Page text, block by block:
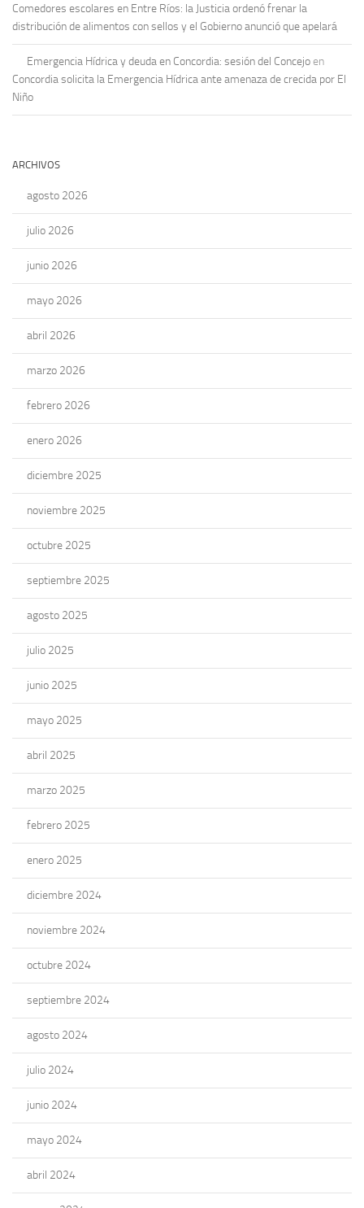
Comedores escolares en Entre Ríos: la Justicia ordenó frenar la
distribución de alimentos con sellos y el Gobierno anunció que apelará
Emergencia Hídrica y deuda en Concordia: sesión del Concejo en
Concordia solicita la Emergencia Hídrica ante amenaza de crecida por El
Niño
ARCHIVOS
agosto 2026
julio 2026
junio 2026
mayo 2026
abril 2026
marzo 2026
febrero 2026
enero 2026
diciembre 2025
noviembre 2025
octubre 2025
septiembre 2025
agosto 2025
julio 2025
junio 2025
mayo 2025
abril 2025
marzo 2025
febrero 2025
enero 2025
diciembre 2024
noviembre 2024
octubre 2024
septiembre 2024
agosto 2024
julio 2024
junio 2024
mayo 2024
abril 2024